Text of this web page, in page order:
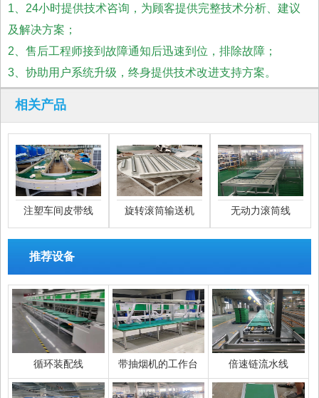
1、24小时提供技术咨询，为顾客提供完整技术分析、建议
及解决方案；
2、售后工程师接到故障通知后迅速到位，排除故障；
3、协助用户系统升级，终身提供技术改进支持方案。
相关产品
注塑车间皮带线 旋转滚筒输送机 无动力滚筒线
推荐设备
循环装配线 带抽烟机的工作台 倍速链流水线